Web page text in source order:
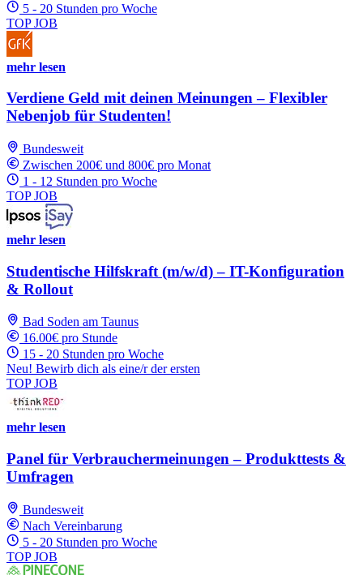
5 - 20 Stunden pro Woche
TOP JOB
mehr lesen
Verdiene Geld mit deinen Meinungen – Flexibler
Nebenjob für Studenten!
Bundesweit
Zwischen 200€ und 800€ pro Monat
1 - 12 Stunden pro Woche
TOP JOB
mehr lesen
Studentische Hilfskraft (m/w/d) – IT-Konfiguration
& Rollout
Bad Soden am Taunus
16.00€ pro Stunde
15 - 20 Stunden pro Woche
Neu! Bewirb dich als eine/r der ersten
TOP JOB
mehr lesen
Panel für Verbrauchermeinungen – Produkttests &
Umfragen
Bundesweit
Nach Vereinbarung
5 - 20 Stunden pro Woche
TOP JOB